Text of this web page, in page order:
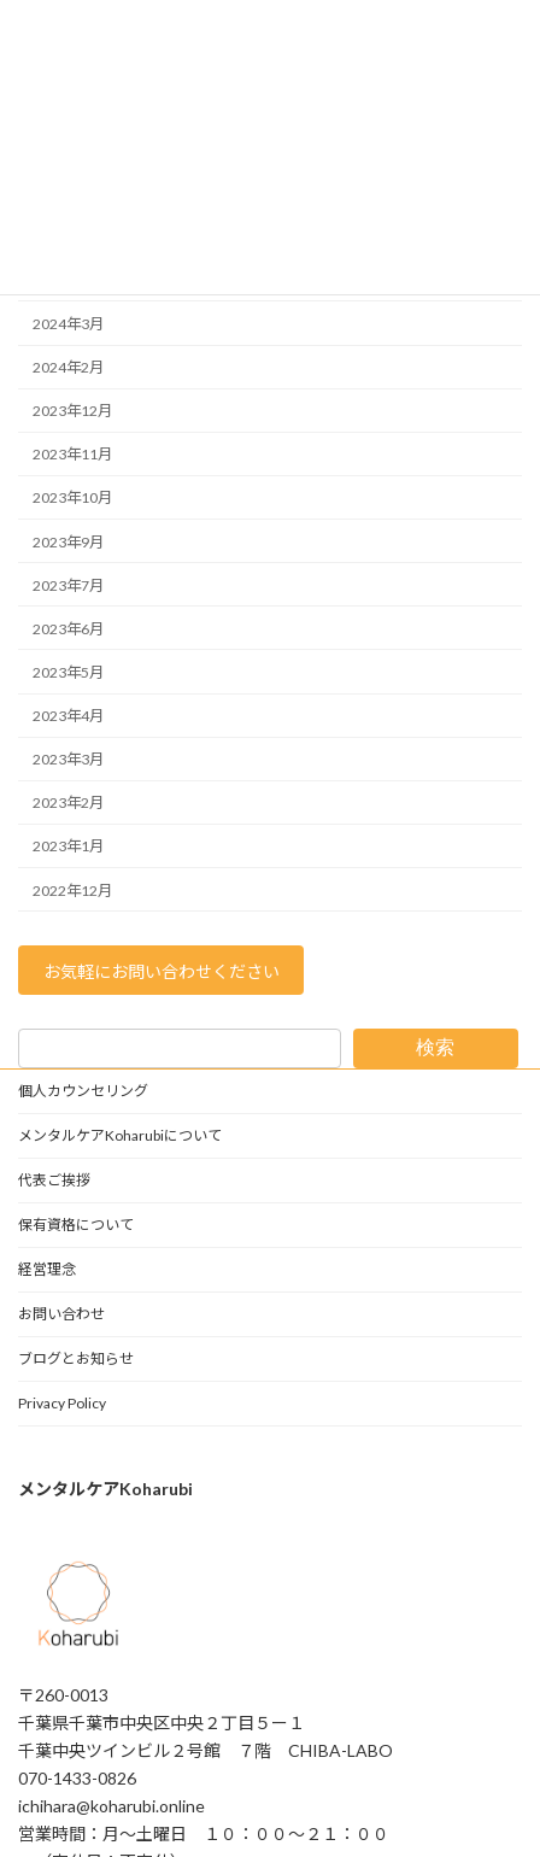
2024年3月
2024年2月
2023年12月
2023年11月
2023年10月
2023年9月
2023年7月
2023年6月
2023年5月
2023年4月
2023年3月
2023年2月
2023年1月
2022年12月
お気軽にお問い合わせください
検索
個人カウンセリング
メンタルケアKoharubiについて
代表ご挨拶
保有資格について
経営理念
お問い合わせ
ブログとお知らせ
Privacy Policy
メンタルケアKoharubi
〒260-0013
千葉県千葉市中央区中央２丁目５ー１
千葉中央ツインビル２号館 ７階 CHIBA-LABO
070-1433-0826
ichihara@koharubi.online
営業時間：月〜土曜日 １０：００〜２１：００